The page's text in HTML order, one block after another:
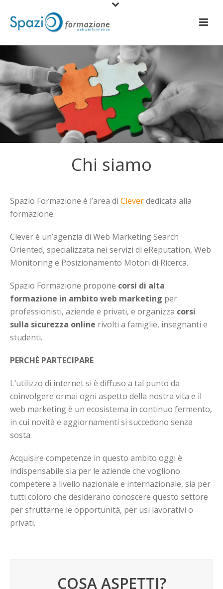
Chi siamo
Spazio Formazione è l’area di Cleverdedicata alla
formazione.
Clever è un’agenzia di Web Marketing Search
Oriented, specializzata nei servizi di eReputation, Web
Monitoring e Posizionamento Motori di Ricerca.
Spazio Formazione propone corsi di alta
formazione in ambito web marketing per
professionisti, aziende e privati, e organizza corsi
sulla sicurezza online rivolti a famiglie, insegnanti e
studenti.
PERCHÈ PARTECIPARE
L’utilizzo di internet si è diffuso a tal punto da
coinvolgere ormai ogni aspetto della nostra vita e il
web marketing è un ecosistema in continuo fermento,
in cui novità e aggiornamenti si succedono senza
sosta.
Acquisire competenze in questo ambito oggi è
indispensabile sia per le aziende che vogliono
competere a livello nazionale e internazionale, sia per
tutti coloro che desiderano conoscere questo settore
per sfruttarne le opportunità, per usi lavorativi o
privati.
COSA ASPETTI?